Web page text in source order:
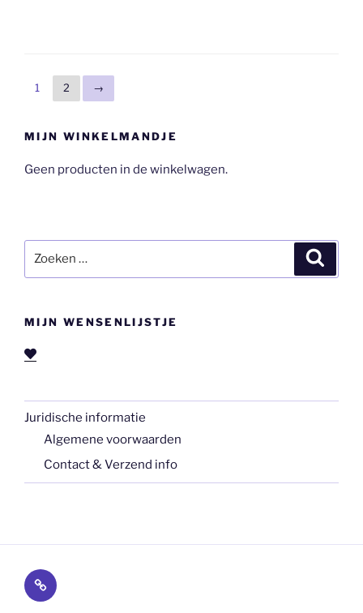
1 2 →
MIJN WINKELMANDJE
Geen producten in de winkelwagen.
naar:
MIJN WENSENLIJSTJE
Juridische informatie
Algemene voorwaarden
Contact & Verzend info
Juridische
informatie